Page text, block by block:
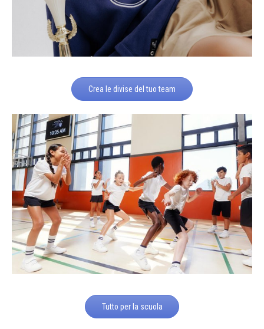
Crea le divise del tuo team
Tutto per la scuola